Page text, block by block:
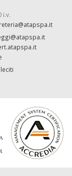
i.v.